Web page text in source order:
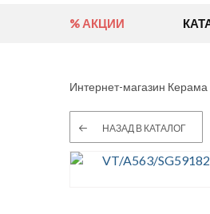
% АКЦИИ
Интернет-магазин
НАЗАД В КАТАЛОГ